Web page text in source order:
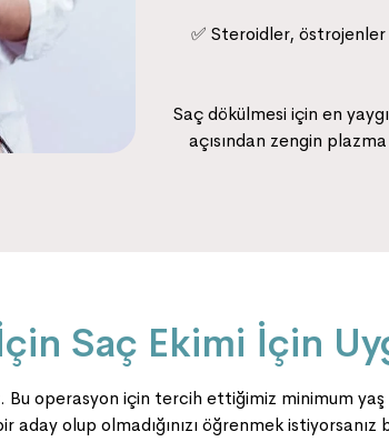
✅ Steroidler,
Saç dökülmesi için en
açısından zengin
Saç Ekimi İçin
operasyon için tercih ettiğimiz minimum yaş
olup olmadığınızı öğrenmek istiyorsanız